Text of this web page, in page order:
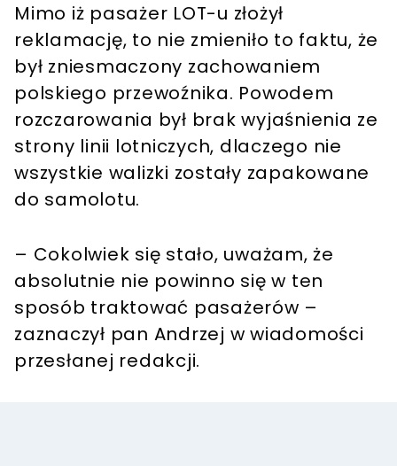
Mimo iż pasażer LOT-u złożył
reklamację, to nie zmieniło to faktu, że
był zniesmaczony zachowaniem
polskiego przewoźnika. Powodem
rozczarowania był brak wyjaśnienia ze
strony linii lotniczych, dlaczego nie
wszystkie walizki zostały zapakowane
do samolotu.
– Cokolwiek się stało, uważam, że
absolutnie nie powinno się w ten
sposób traktować pasażerów –
zaznaczył pan Andrzej w wiadomości
przesłanej redakcji.